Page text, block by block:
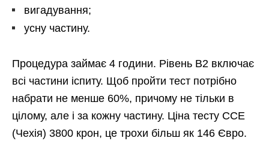
вигадування;
усну частину.
Процедура займає 4 години. Рівень В2 включає
всі частини іспиту. Щоб пройти тест потрібно
набрати не менше 60%, причому не тільки в
цілому, але і за кожну частину. Ціна тесту CCE
(Чехія) 3800 крон, це трохи більш як 146 Євро.